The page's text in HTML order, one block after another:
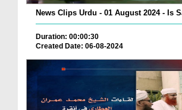
News Clips Urdu - 01 August 2024 - Is
Duration: 00:00:30
Created Date: 06-08-2024